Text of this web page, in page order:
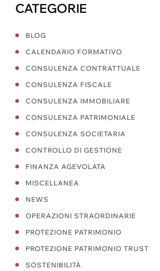
CATEGORIE
BLOG
CALENDARIO FORMATIVO
CONSULENZA CONTRATTUALE
CONSULENZA FISCALE
CONSULENZA IMMOBILIARE
CONSULENZA PATRIMONIALE
CONSULENZA SOCIETARIA
CONTROLLO DI GESTIONE
FINANZA AGEVOLATA
MISCELLANEA
NEWS
OPERAZIONI STRAORDINARIE
PROTEZIONE PATRIMONIO
PROTEZIONE PATRIMONIO TRUST
SOSTENIBILITÀ